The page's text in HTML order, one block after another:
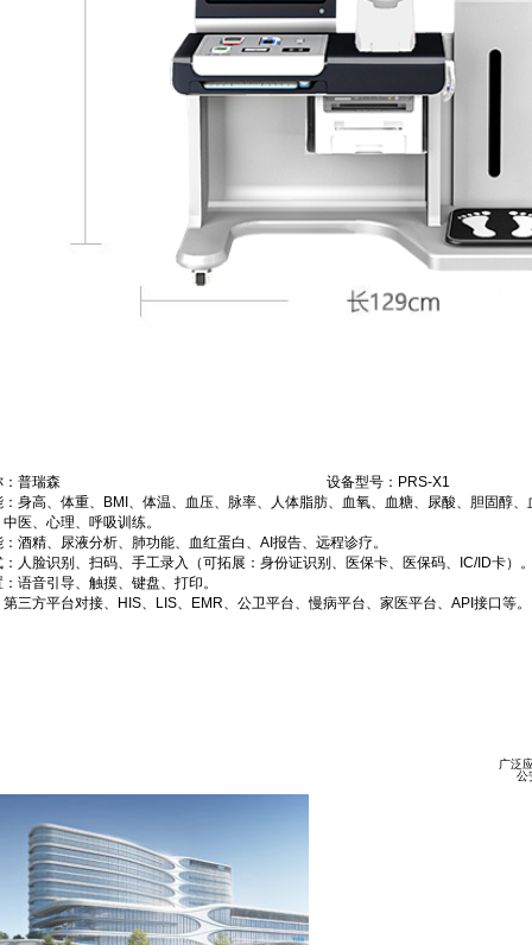
：普瑞森
设备型号：PRS-X1
身高、体重、BMI、体温、血压、脉率、人体脂肪、血氧、血糖、尿酸、胆固醇
医、心理、呼吸训练。
酒精、尿液分析、肺功能、血红蛋白、AI报告、远程诊疗。
人脸识别、扫码、手工录入（可拓展：身份证识别、医保卡、医保码、IC/ID卡）
语音引导、触摸、键盘、打印。
三方平台对接、HIS、LIS、EMR、公卫平台、慢病平台、家医平台、API接口等。
广泛
公